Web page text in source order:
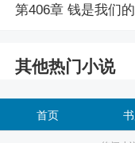
第406章 钱是我们
其他热门小说
首页